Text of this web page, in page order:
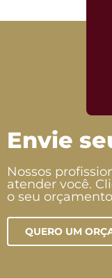
Envie
Nossos
atender você.
o seu
QUERO UM